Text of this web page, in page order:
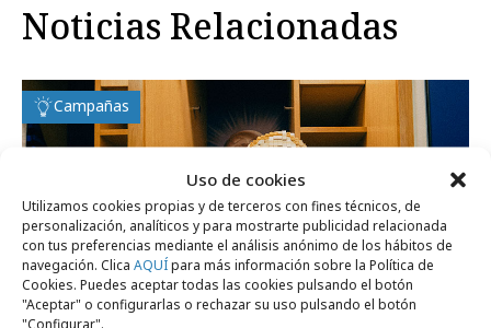
Uso de cookies
Utilizamos cookies propias y de terceros con fines técnicos, de
personalización, analíticos y para mostrarte publicidad relacionada
con tus preferencias mediante el análisis anónimo de los hábitos de
navegación. Clica AQUÍpara más información sobre la Política de
Cookies. Puedes aceptar todas las cookies pulsando el botón
"Aceptar" o configurarlas o rechazar su uso pulsando el botón
"Configurar".
Noticias Relacionadas
Campañas